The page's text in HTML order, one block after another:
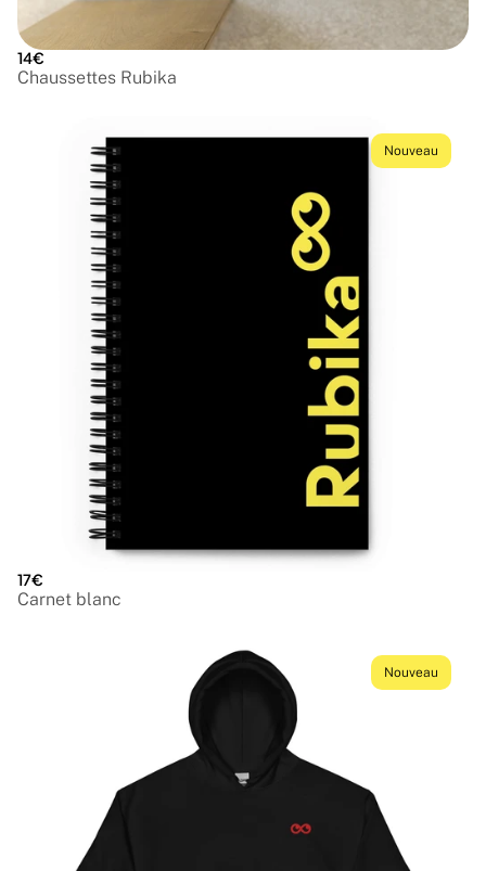
14€
Chaussettes Rubika
Nouveau
17€
Carnet blanc
Nouveau